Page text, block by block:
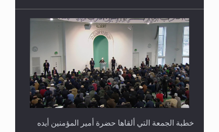
خطبة الجمعة التي ألقاها حضرة أمير المؤمنين أيده